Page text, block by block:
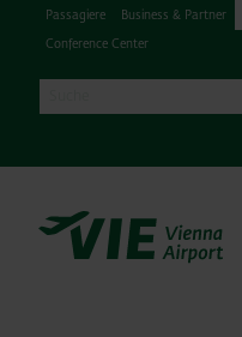
Passagiere Business & Partner
Conference Center